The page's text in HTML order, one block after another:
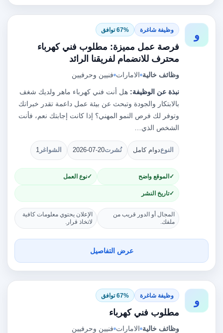
و وظيفة شاغرة 67% توافق
فرصة عمل مميزة: مطلوب فني كهرباء
محترف للانضمام لفريقنا الرائد
وظائف خالية الامارات فنيين وحرفيين
نبذة عن الوظيفة: هل أنت فني كهرباء ماهر ولديك شغف
بالابتكار والجودة وتبحث عن بيئة عمل داعمة تقدر خبراتك
وتوفر لك فرص النمو المهني؟ إذا كانت إجابتك نعم، فأنت
الشخص الذي…
النوعدوام كامل نُشرت2026-07-20 الشواغر 1
الموقع واضح نوع العمل
تاريخ النشر
المجال أو الدور قريب من
ملفك.
الإعلان يحتوي معلومات كافية
لاتخاذ قرار.
عرض التفاصيل
و وظيفة شاغرة 67% توافق
مطلوب فني كهرباء
وظائف خالية الامارات فنيين وحرفيين